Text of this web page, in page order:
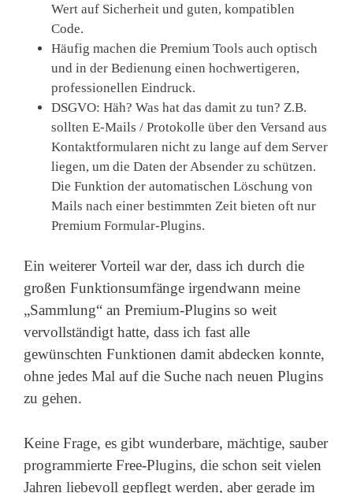
Wert auf Sicherheit und guten, kompatiblen
Code.
Häufig machen die Premium Tools auch optisch
und in der Bedienung einen hochwertigeren,
professionellen Eindruck.
DSGVO: Häh? Was hat das damit zu tun? Z.B.
sollten E-Mails / Protokolle über den Versand aus
Kontaktformularen nicht zu lange auf dem Server
liegen, um die Daten der Absender zu schützen.
Die Funktion der automatischen Löschung von
Mails nach einer bestimmten Zeit bieten oft nur
Premium Formular-Plugins.
Ein weiterer Vorteil war der, dass ich durch die
großen Funktionsumfänge irgendwann meine
„Sammlung“ an Premium-Plugins so weit
vervollständigt hatte, dass ich fast alle
gewünschten Funktionen damit abdecken konnte,
ohne jedes Mal auf die Suche nach neuen Plugins
zu gehen.
Keine Frage, es gibt wunderbare, mächtige, sauber
programmierte Free-Plugins, die schon seit vielen
Jahren liebevoll gepflegt werden, aber gerade im